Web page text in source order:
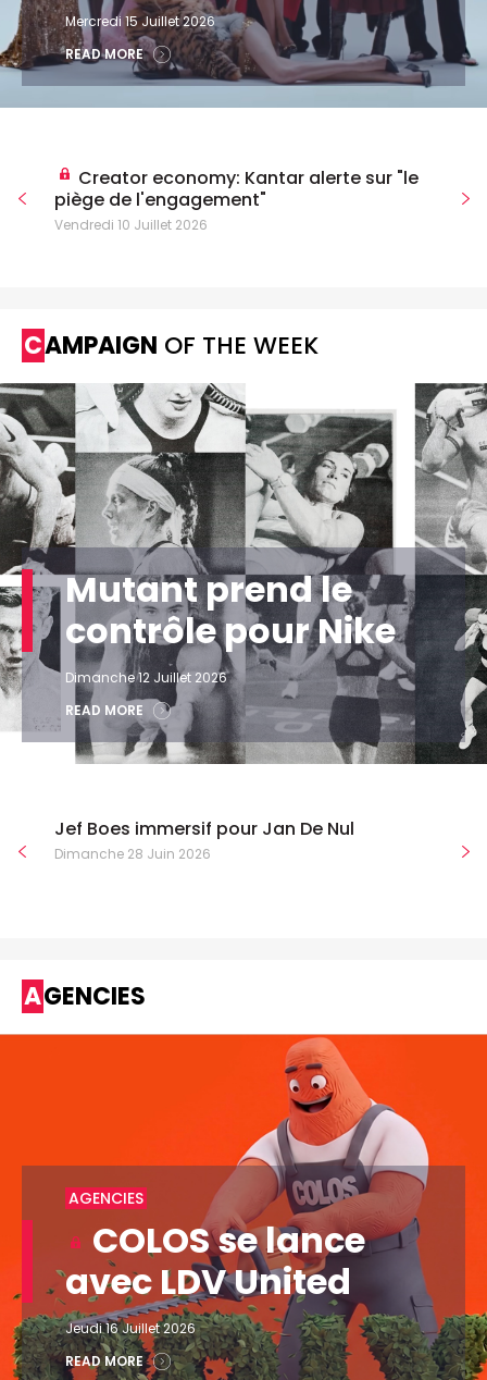
Mercredi 15 Juillet 2026
READ MORE
Creator economy: Kantar alerte sur "le
piège de l'engagement"
Vendredi 10 Juillet 2026
CAMPAIGN OF THE WEEK
Mutant prend le
contrôle pour Nike
Dimanche 12 Juillet 2026
READ MORE
Jef Boes immersif pour Jan De Nul
Dimanche 28 Juin 2026
AGENCIES
AGENCIES
COLOS se lance
avec LDV United
Jeudi 16 Juillet 2026
READ MORE